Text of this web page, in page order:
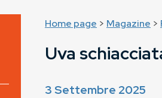
Home page > Magazine >
Uva
3 Settembre 2025